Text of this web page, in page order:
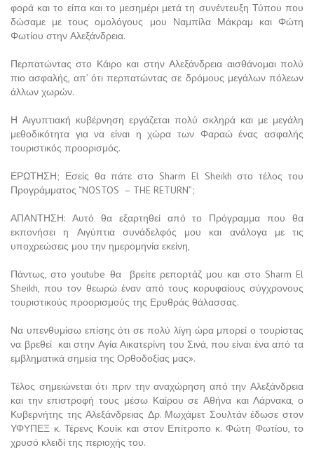
φορά και το είπα και το μεσημέρι μετά τη συνέντευξη Τύπου που
δώσαμε με τους ομολόγους μου Ναμπίλα Μάκραμ και Φώτη
Φωτίου στην Αλεξάνδρεια.
Περπατώντας στο Κάιρο και στην Αλεξάνδρεια αισθάνομαι πολύ
πιο ασφαλής, απ’ ότι περπατώντας σε δρόμους μεγάλων πόλεων
άλλων χωρών.
Η Αιγυπτιακή κυβέρνηση εργάζεται πολύ σκληρά και με μεγάλη
μεθοδικότητα για να είναι η χώρα των Φαραώ ένας ασφαλής
τουριστικός προορισμός.
ΕΡΩΤΗΣΗ; Εσείς θα πάτε στο Sharm El Sheikh στο τέλος του
Προγράμματος “NOSTOS – THE RETURN”;
ΑΠΑΝΤΗΣΗ: Αυτό θα εξαρτηθεί από το Πρόγραμμα που θα
εκπονήσει η Αιγύπτια συνάδελφός μου και ανάλογα με τις
υποχρεώσεις μου την ημερομηνία εκείνη,
Πάντως, στο youtube θα βρείτε ρεπορτάζ μου και στο Sharm El
Sheikh, που τον θεωρώ έναν από τους κορυφαίους σύγχρονους
τουριστικούς προορισμούς της Ερυθράς θάλασσας.
Να υπενθυμίσω επίσης ότι σε πολύ λίγη ώρα μπορεί ο τουρίστας
να βρεθεί και στην Αγία Αικατερίνη του Σινά, που είναι ένα από τα
εμβληματικά σημεία της Ορθοδοξίας μας».
Τέλος σημειώνεται ότι πριν την αναχώρηση από την Αλεξάνδρεια
και την επιστροφή τους μέσω Καίρου σε Αθήνα και Λάρνακα, ο
Κυβερνήτης της Αλεξάνδρειας Δρ. Μωχάμετ Σουλτάν έδωσε στον
ΥΦΥΠΕΞ κ. Τέρενς Κουίκ και στον Επίτροπο κ. Φώτη Φωτίου, το
χρυσό κλειδί της περιοχής του.